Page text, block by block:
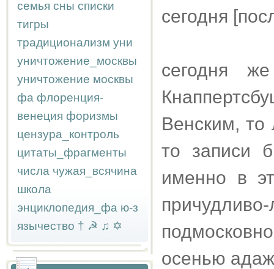
семья сны списки
тигры
традиционализм уни
уничтожение_москвы
уничтожение москвы
фа флоренция-
венеция форизмы
цензура_контроль
цитаты_фрагменты
числа чужая_всячина
школа
энциклопедия_фа ю-з
язычество † ☭ ♫ ✡
сегодня
сегодня
Венским, то
то записи
именно в
осенью